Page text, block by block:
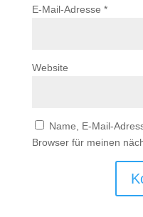
E-Mail-Adresse *
Website
Name, E-Mail-
Browser für meinen